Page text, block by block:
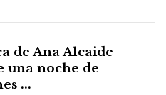
de Ana Alcaide
una noche de
...